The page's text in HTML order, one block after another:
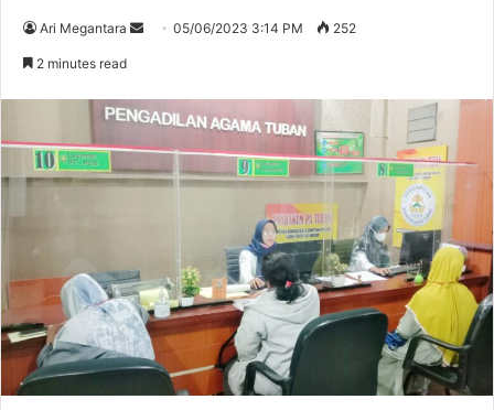
Ari Megantara
d
e
l
05/06/2023 3:14 PM 252
2 minutes read